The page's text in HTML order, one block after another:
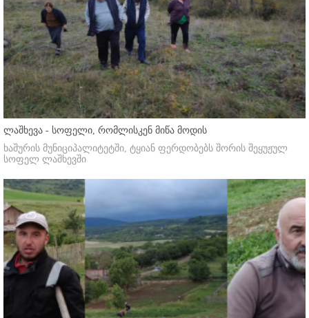
ლაშხევა - სოფელი, რომლისკენ მიწა მოდის
ხაშურის მუნიციპალიტეტში, ტყიან ფერდობებს შორის შეყუჟულ
სოფელ ლაშხევში